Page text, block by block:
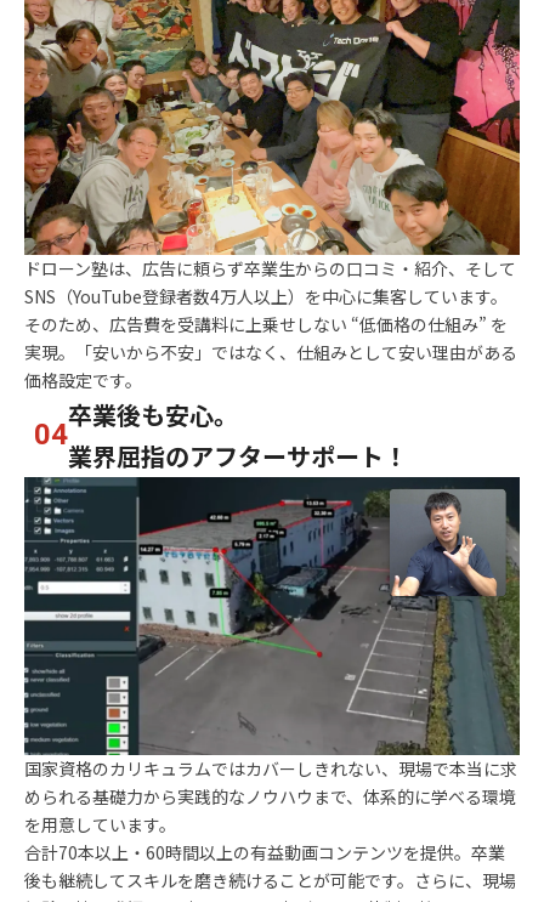
ドローン塾は、広告に頼らず卒業生からの口コミ・紹介、そして
SNS（YouTube登録者数4万人以上）を中心に集客しています。
そのため、広告費を受講料に上乗せしない “低価格の仕組み” を
実現。「安いから不安」ではなく、仕組みとして安い理由がある
価格設定です。
04
卒業後も安心。
業界屈指のアフターサポート！
国家資格のカリキュラムではカバーしきれない、現場で本当に求
められる基礎力から実践的なノウハウまで、体系的に学べる環境
を用意しています。
合計70本以上・60時間以上の有益動画コンテンツを提供。卒業
後も継続してスキルを磨き続けることが可能です。さらに、現場